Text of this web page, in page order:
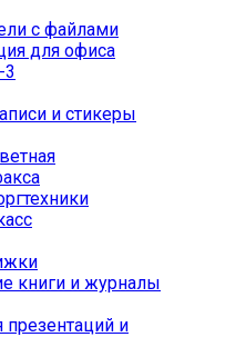
с файлами
для офиса
3
и стикеры
книги и журналы
и